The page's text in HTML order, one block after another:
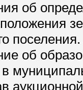
об
поселения.
об